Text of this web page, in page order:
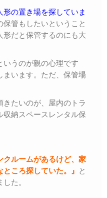
の置き場を探していま
保管もしたいということ
形だと保管するのにも大
いうのが親の心理です
まいます。ただ、保管場
たいのが、屋内のトラ
収納スペースレンタル保
クルームがあるけど、 家
ころ探していた。』 と
た。